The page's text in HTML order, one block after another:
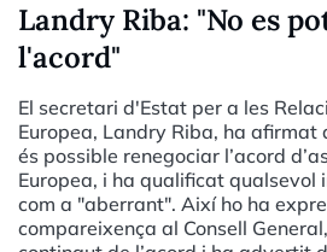
Landry Riba: "No es
l'acord"
El secretari d'Estat per a les
Europea, Landry Riba, ha afirmat
és possible renegociar l’acord
Europea, i ha qualificat qualsevol
com a "aberrant". Així ho ha
compareixença al Consell